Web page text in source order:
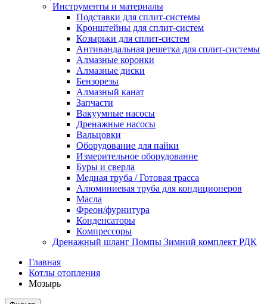
Инструменты и материалы
Подставки для сплит-системы
Кронштейны для сплит-систем
Козырьки для сплит-систем
Антивандальная решетка для сплит-системы
Алмазные коронки
Алмазные диски
Бензорезы
Алмазный канат
Запчасти
Вакуумные насосы
Дренажные насосы
Вальцовки
Оборудование для пайки
Измерительное оборудование
Буры и сверла
Медная труба / Готовая трасса
Алюминиевая труба для кондиционеров
Масла
Фреон/фурнитура
Конденсаторы
Компрессоры
Дренажный шланг Помпы Зимний комплект РДК
Главная
Котлы отопления
Мозырь